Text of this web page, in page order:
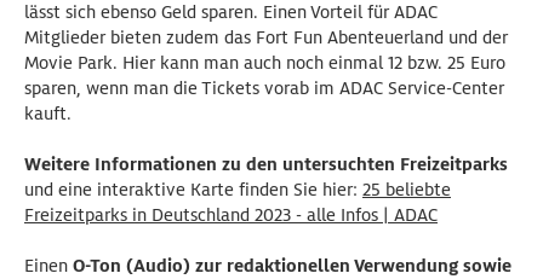
lässt sich ebenso Geld sparen. Einen Vorteil für ADAC
Mitglieder bieten zudem das Fort Fun Abenteuerland und der
Movie Park. Hier kann man auch noch einmal 12 bzw. 25 Euro
sparen, wenn man die Tickets vorab im ADAC Service-Center
kauft.
Weitere Informationen zu den untersuchten Freizeitparks
und eine interaktive Karte finden Sie hier: 25 beliebte
Freizeitparks in Deutschland 2023 - alle Infos | ADAC
Einen O-Ton (Audio) zur redaktionellen Verwendung sowie